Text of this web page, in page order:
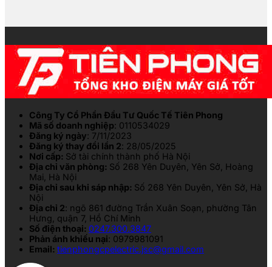
Công Ty Cổ Phần Đầu Tư Quốc Tế Tiên Phong
Mã số doanh nghiệp: 0110534029
Đăng ký ngày: 7/11/2023
Đăng ký thay đổi lần 2: 28/05/2025
Nơi cấp: Sở tài chính thành phố Hà Nội
Địa chỉ văn phòng: Số 268 Yên Duyên, Yên Sở, Hoàng
Mai, Hà Nội
Địa chỉ sau khi sáp nhập: Số 268 Yên Duyên, Yên Sở, Hà
Nội
Địa chỉ 2: ngõ 861 đường Trần Xuân Soạn, phường Tân
Hưng, quận 7, Hồ Chí Minh
Số điện thoại: 0247.300.3847
Phản ánh khiếu nại: 0979981091
Email: tienphongcpelectric.jsc@gmail.com